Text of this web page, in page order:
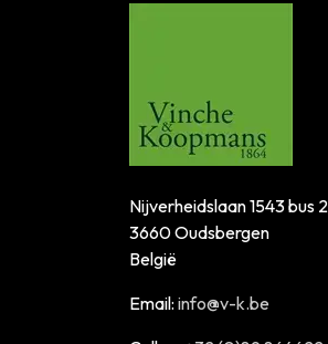
Nijverheidslaan 1543 bus 2
3660 Oudsbergen
België
Email: info@v-k.be